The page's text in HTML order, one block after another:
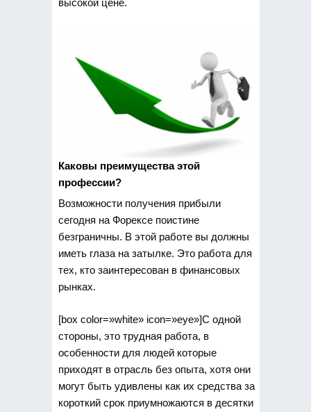
высокой цене.
Каковы преимущества этой
профессии?
Возможности получения прибыли
сегодня на Форексе поистине
безграничны. В этой работе вы должны
иметь глаза на затылке. Это работа для
тех, кто заинтересован в финансовых
рынках.
[box color=»white» icon=»eye»]С одной
стороны, это трудная работа, в
особенности для людей которые
приходят в отрасль без опыта, хотя они
могут быть удивлены как их средства за
короткий срок приумножаются в десятки